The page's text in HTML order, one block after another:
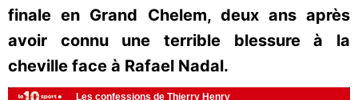
finale en Grand Chelem, deux ans après
avoir connu une terrible blessure à la
cheville face à Rafael Nadal.